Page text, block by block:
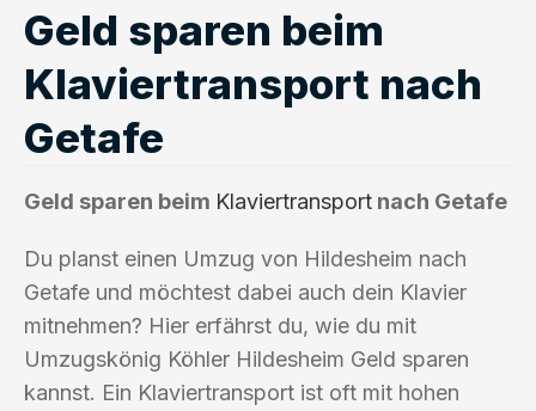
Geld sparen beim
Klaviertransport nach
Getafe
Geld sparen beim Klaviertransport nach Getafe
Du planst einen Umzug von Hildesheim nach
Getafe und möchtest dabei auch dein Klavier
mitnehmen? Hier erfährst du, wie du mit
Umzugskönig Köhler Hildesheim Geld sparen
kannst. Ein Klaviertransport ist oft mit hohen